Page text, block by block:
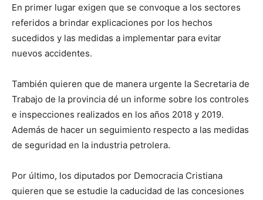
En primer lugar exigen que se convoque a los sectores
referidos a brindar explicaciones por los hechos
sucedidos y las medidas a implementar para evitar
nuevos accidentes.
También quieren que de manera urgente la Secretaria de
Trabajo de la provincia dé un informe sobre los controles
e inspecciones realizados en los años 2018 y 2019.
Además de hacer un seguimiento respecto a las medidas
de seguridad en la industria petrolera.
Por último, los diputados por Democracia Cristiana
quieren que se estudie la caducidad de las concesiones